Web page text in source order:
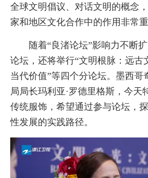
全球文明倡议、对话文明的概念
家和地区文化合作中的作用非常重
随着“良渚论坛”影响力不断
论坛，还将举行“文明根脉：远古
当代价值”等四个分论坛。墨西哥
局局长玛利亚·罗德里格斯，今天
传统服饰，希望通过参与论坛，
性发展的实践路径。